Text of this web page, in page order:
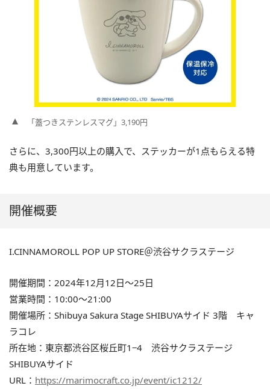
「蓋つきステンレスマグ」3,190円
さらに、3,300円以上の購入で、ステッカーが1点もらえる特
典も用意しています。
開催概要
I.CINNAMOROLL POP UP STORE＠渋谷サクラステージ
開催期間：2024年12月12日～25日
営業時間：10:00～21:00
開催場所：Shibuya Sakura Stage SHIBUYAサイド 3階 キャ
ラコレ
所在地：東京都渋谷区桜丘町1−4 渋谷サクラステージ
SHIBUYAサイド
URL： https://marimocraft.co.jp/event/ic1212/